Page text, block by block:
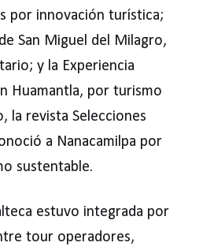
por innovación turística;
San Miguel del Milagro,
y la Experiencia
Huamantla, por turismo
la revista Selecciones
a Nanacamilpa por
sustentable.
estuvo integrada por
tour operadores,